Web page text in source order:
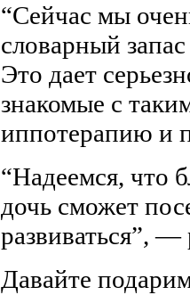
“Сейчас мы
словарный
Это дает
знакомые с
иппотерапию и
“Надеемся, что
дочь сможет
развиваться”,
Давайте